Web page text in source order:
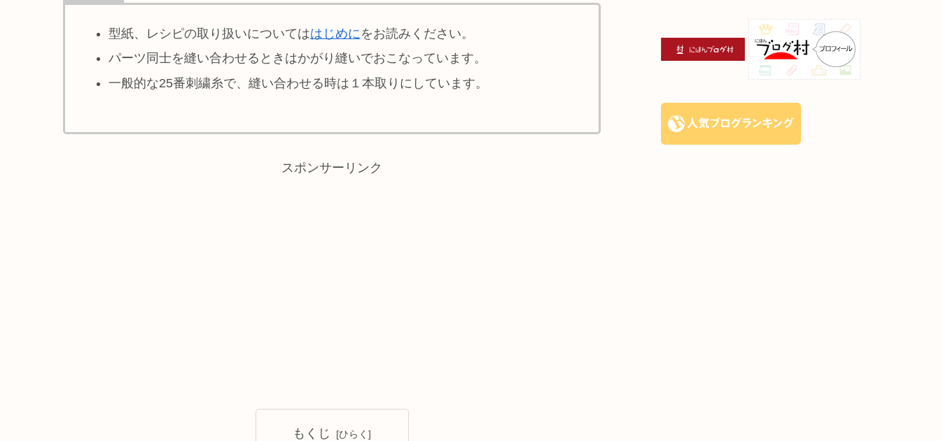
型紙、レシピの取り扱いについてははじめに をお読みください。
パーツ同士を縫い合わせるときはかがり縫いでおこなっています。
一般的な25番刺繍糸で、縫い合わせる時は１本取りにしています。
スポンサーリンク
もくじ